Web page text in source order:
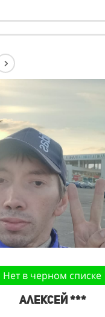
Нет в черном списке
алексей ***